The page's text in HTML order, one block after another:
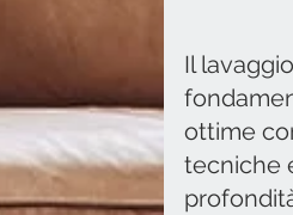
Il
ottime
tecniche